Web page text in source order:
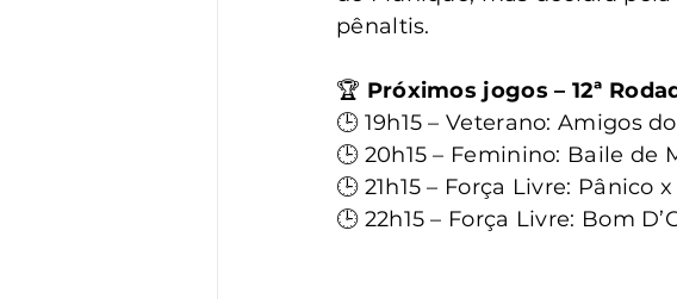
pênaltis.
🏆 Próximos jogos – 12ª
🕒 19h15 – Veterano: Amigos
🕒 20h15 – Feminino: Baile de
🕒 21h15 – Força Livre: Pânico
🕒 22h15 – Força Livre: Bom